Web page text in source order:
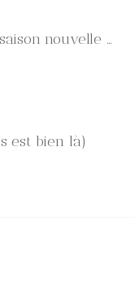
nouvelle …
est bien là)